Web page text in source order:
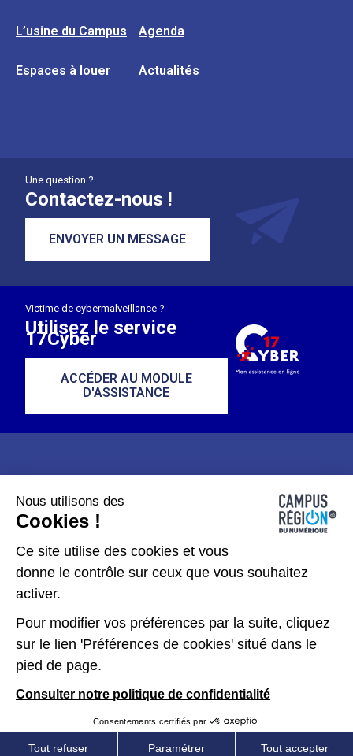
L’usine du Campus Agenda
Espaces à louer Actualités
Une question ?
Contactez-nous !
ENVOYER UN MESSAGE
Victime de cybermalveillance ?
Utilisez le service
17Cyber
ACCÉDER AU MODULE
D'ASSISTANCE
Plan du site
Données personnelles
Kit de communication
Accessibilité : partiellement conforme
Nous utilisons des
Cookies !
Ce site utilise des cookies et vous
donne le contrôle sur ceux que vous souhaitez
activer.
Pour modifier vos préférences par la suite, cliquez
sur le lien 'Préférences de cookies' situé dans le
pied de page.
Consulter notre politique de confidentialité
Consentements certifiés par
Tout refuser Paramétrer Tout accepter